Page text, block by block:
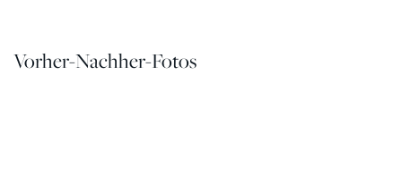
Vorher-Nachher-Fotos